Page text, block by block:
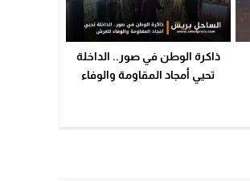
ذاكرة الوطن في صور.. الداخلة
تحيي أمجاد المقاومة والوفاء